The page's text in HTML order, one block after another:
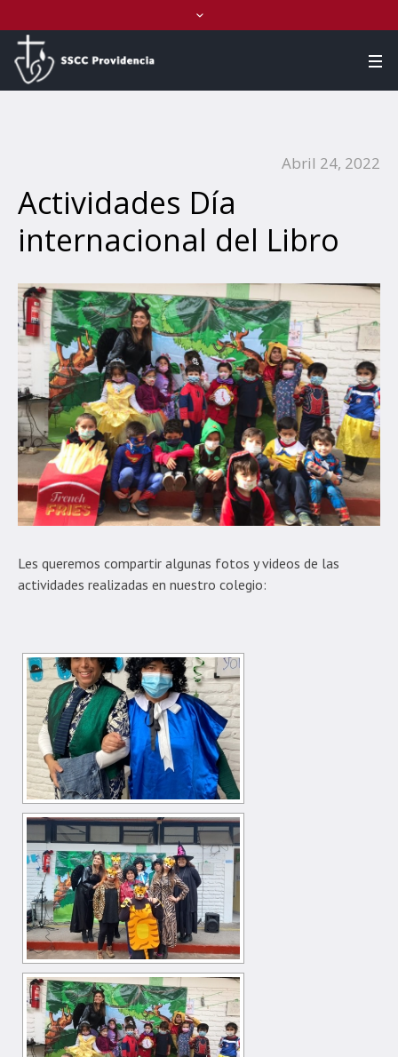
Abril 24, 2022
Actividades Día
internacional del Libro
Les queremos compartir algunas fotos y videos de las
actividades realizadas en nuestro colegio: